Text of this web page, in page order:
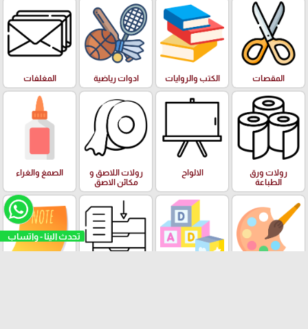
تحدث الينا - واتساب
المقصات الكتب والروايات ادوات رياضية المغلفات
رولات ورق
الطباعة
الالواح
رولات اللاصق و
مكائن الاصق
الصمغ والغراء